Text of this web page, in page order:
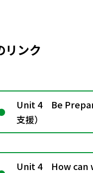
リンク
Unit 4 Be
支援）
Unit 4 How can